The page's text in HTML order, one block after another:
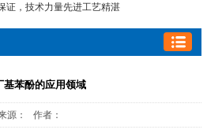
证，技术力量先进工艺精湛
基苯酚的应用领域
源： 作者：